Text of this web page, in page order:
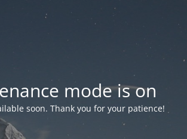
mode is on
soon. Thank you for your patience!